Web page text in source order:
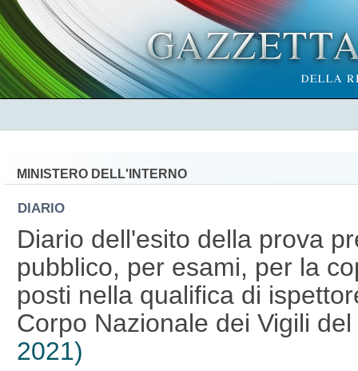
MINISTERO DELL'INTERNO
DIARIO
Diario dell'esito della prova
pubblico, per esami, per la
posti nella qualifica di
Corpo Nazionale dei Vigili
2021)